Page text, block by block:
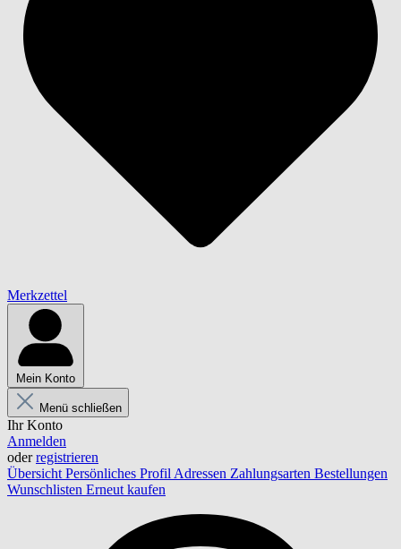
Merkzettel
Mein Konto
Menü schließen
Ihr Konto
Anmelden
oderregistrieren
Übersicht Persönliches Profil Adressen Zahlungsarten Bestellungen
Wunschlisten Erneut kaufen